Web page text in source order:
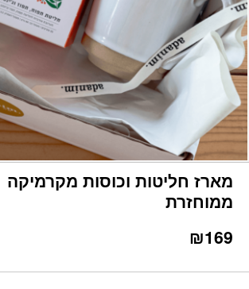
מארז חליטות וכוסות מקרמיקה
ממוחזרת
₪169
כמות מארז חליטות וכוסות מקרמיקה ממוחזרת